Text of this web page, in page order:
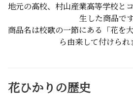
地元の高校、村山産業高等学校と
生した商品です
商品名は校歌の一節にある「花を
ら由来して付けられ
花ひかりの歴史